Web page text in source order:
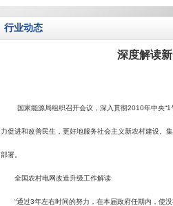
行业动态
深度解读
国家能源局组织召开会议，深入贯彻2010年中央“1
力促进和改善民生，更好地服务社会主义新农村建设。
部署。
全国农村电网改造升级工作解读
“通过3年左右时间的努力，在本届政府任期内，使